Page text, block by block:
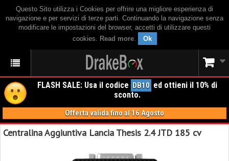
Questo Sito utilizza i Cookies per offrire una migliore esperienza di
navigazione e per servizi di terze parti. Continuando la navigazione senza
modificare le impostazioni del browser, accetti di utilizzare questi
cookies. Read more. Ok
FLASH SALE: Usa il codice DB10 ed ottieni il 10% di
sconto.
Offerta valida fino al 16 Agosto
Centralina Aggiuntiva Lancia Thesis 2.4 JTD 185 cv